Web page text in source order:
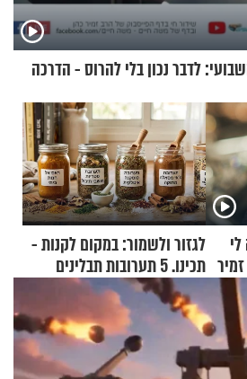
לדבר נכון בלי להרוס - הדרכה
לגזור ולשמור: במקום לקנות -
תכינו. 5 תערובות תבלינים
שמתאימות להכל